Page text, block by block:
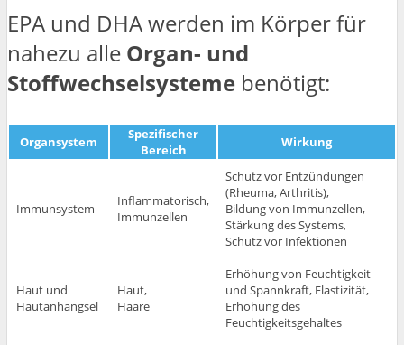
EPA und DHA werden im Körper für
nahezu alle Organ- und
Stoffwechselsysteme benötigt:
Organsystem
Spezifischer
Bereich
Wirkung
Immunsystem
Inflammatorisch,
Immunzellen
Schutz vor Entzündungen
(Rheuma, Arthritis),
Bildung von Immunzellen,
Stärkung des Systems,
Schutz vor Infektionen
Haut und
Hautanhängsel
Haut,
Haare
Erhöhung von Feuchtigkeit
und Spannkraft, Elastizität,
Erhöhung des
Feuchtigkeitsgehaltes